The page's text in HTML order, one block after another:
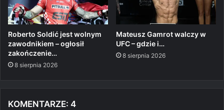
Roberto Soldić jest wolnym
zawodnikiem – ogłosił
zakończenie…
8 sierpnia 2026
Mateusz Gamrot walczy w
UFC – gdzie i…
8 sierpnia 2026
KOMENTARZE: 4